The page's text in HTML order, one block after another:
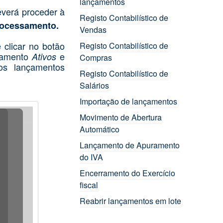
proceder à
no botão
Ativose
lançamentos
Registo Contabilístico de
Vendas
Registo Contabilístico de
Compras
Registo Contabilístico de
Salários
Importação de lançamentos
Movimento de Abertura
Automático
Lançamento de Apuramento
do IVA
Encerramento do Exercício
fiscal
Reabrir lançamentos em lote